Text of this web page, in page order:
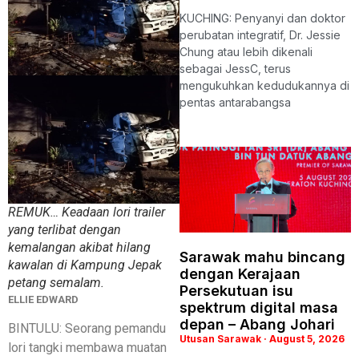
REMUK… Keadaan lori trailer
yang terlibat dengan
kemalangan akibat hilang
kawalan di Kampung Jepak
petang semalam.
ELLIE EDWARD
BINTULU: Seorang pemandu
lori tangki membawa muatan
KUCHING: Penyanyi dan doktor
perubatan integratif, Dr. Jessie
Chung atau lebih dikenali
sebagai JessC, terus
mengukuhkan kedudukannya di
pentas antarabangsa
Sarawak mahu bincang
dengan Kerajaan
Persekutuan isu
spektrum digital masa
depan – Abang Johari
Utusan Sarawak August 5, 2026